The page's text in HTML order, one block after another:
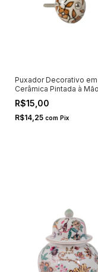
Puxador Decorativo em
Cerâmica Pintada à
R$15,00
R$14,25 com Pix